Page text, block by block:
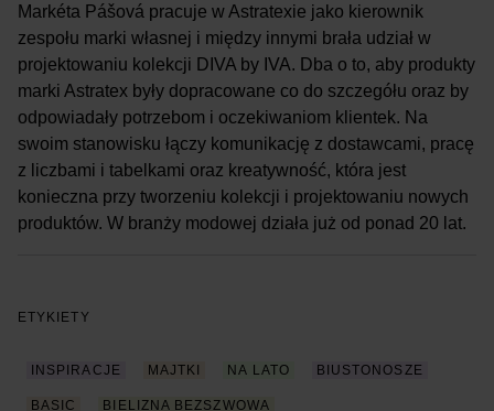
Markéta Pášová pracuje w Astratexie jako kierownik
zespołu marki własnej i między innymi brała udział w
projektowaniu kolekcji DIVA by IVA. Dba o to, aby produkty
marki Astratex były dopracowane co do szczegółu oraz by
odpowiadały potrzebom i oczekiwaniom klientek. Na
swoim stanowisku łączy komunikację z dostawcami, pracę
z liczbami i tabelkami oraz kreatywność, która jest
konieczna przy tworzeniu kolekcji i projektowaniu nowych
produktów. W branży modowej działa już od ponad 20 lat.
ETYKIETY
INSPIRACJE MAJTKI NA LATO BIUSTONOSZE
BASIC BIELIZNA BEZSZWOWA